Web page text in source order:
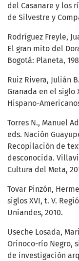
del Casanare y los
de Silvestre y
Rodríguez Freyle,
El gran mito del
Bogotá: Planeta,
Ruiz Rivera, Julián
Granada en el siglo
Hispano-
Torres N., Manuel
eds. Nación
Recopilación de
desconocida.
Cultura del Meta,
Tovar Pinzón,
siglos XVI, t. V.
Uniandes, 2010.
Useche Losada,
Orinoco-río Negro,
de investigación